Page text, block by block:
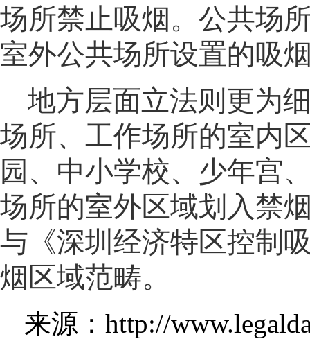
场所禁止吸烟。 公共场
室外公共场所设置的吸
地方层面立法则更为
场所、工作场所的室内
园、中小学校、少年宫
场所的室外区域划入禁
与《深圳经济特区控制
烟区域范畴。
来源：http://